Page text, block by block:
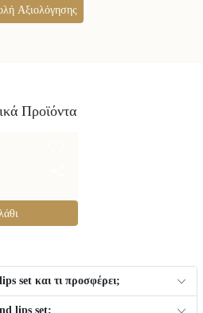
Αξιολόγησης
Προϊόντα
set και τι προσφέρει;
lips set;